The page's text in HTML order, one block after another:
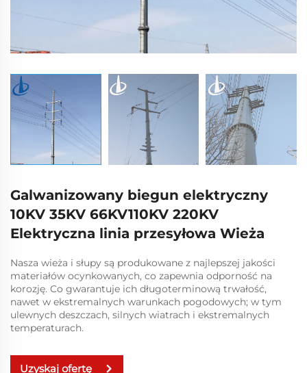
Galwanizowany biegun elektryczny
10KV 35KV 66KV110KV 220KV
Elektryczna linia przesyłowa Wieża
Nasza wieża i słupy są produkowane z najlepszej jakości
materiałów ocynkowanych, co zapewnia odporność na
korozję. Co gwarantuje ich długoterminową trwałość,
nawet w ekstremalnych warunkach pogodowych; w tym
ulewnych deszczach, silnych wiatrach i ekstremalnych
temperaturach.
Uzyskaj ofertę